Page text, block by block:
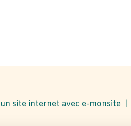
site internet avec e-monsite